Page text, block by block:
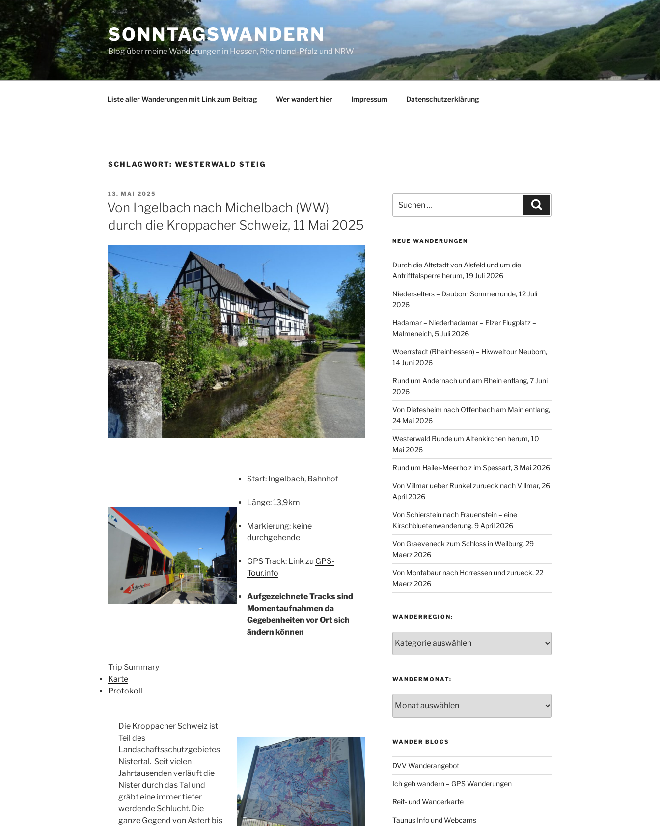
Zum
Inhalt
springen
SONNTAGSWANDERN
Blog über meine Wanderungen in Hessen, Rheinland-Pfalz und NRW
Liste aller Wanderungen mit Link zum Beitrag Wer wandert hier Impressum Datenschutzerklärung
SCHLAGWORT: WESTERWALD STEIG
VERÖFFENTLICHT
AM
13. MAI 2025
Von Ingelbach nach Michelbach (WW)
durch die Kroppacher Schweiz, 11 Mai 2025
Start: Ingelbach, Bahnhof
Länge: 13,9km
Markierung: keine
durchgehende
GPS Track: Link zu GPS-
Tour.info
Aufgezeichnete Tracks sind
Momentaufnahmen da
Gegebenheiten vor Ort sich
ändern können
Trip Summary
Karte
Protokoll
Die Kroppacher Schweiz ist
Teil des
Landschaftsschutzgebietes
Nistertal. Seit vielen
Jahrtausenden verläuft die
Nister durch das Tal und
gräbt eine immer tiefer
werdende Schlucht. Die
ganze Gegend von Astert bis
nach:
NEUE WANDERUNGEN
Durch die Altstadt von Alsfeld und um die
Antrifttalsperre herum, 19 Juli 2026
Niederselters – Dauborn Sommerrunde, 12 Juli
2026
Hadamar – Niederhadamar – Elzer Flugplatz –
Malmeneich, 5 Juli 2026
Woerrstadt (Rheinhessen) – Hiwweltour Neuborn,
14 Juni 2026
Rund um Andernach und am Rhein entlang, 7 Juni
2026
Von Dietesheim nach Offenbach am Main entlang,
24 Mai 2026
Westerwald Runde um Altenkirchen herum, 10
Mai 2026
Rund um Hailer-Meerholz im Spessart, 3 Mai 2026
Von Villmar ueber Runkel zurueck nach Villmar, 26
April 2026
Von Schierstein nach Frauenstein – eine
Kirschbluetenwanderung, 9 April 2026
Von Graeveneck zum Schloss in Weilburg, 29
Maerz 2026
Von Montabaur nach Horressen und zurueck, 22
Maerz 2026
WANDERREGION:
WANDERMONAT:
WANDER BLOGS
DVV Wanderangebot
Ich geh wandern – GPS Wanderungen
Reit- und Wanderkarte
Taunus Info und Webcams